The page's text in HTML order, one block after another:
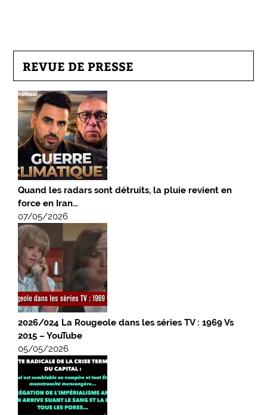
REVUE DE PRESSE
Quand les radars sont détruits, la pluie revient en
force en Iran…
07/05/2026
2026/024 La Rougeole dans les séries TV : 1969 Vs
2015 – YouTube
05/05/2026